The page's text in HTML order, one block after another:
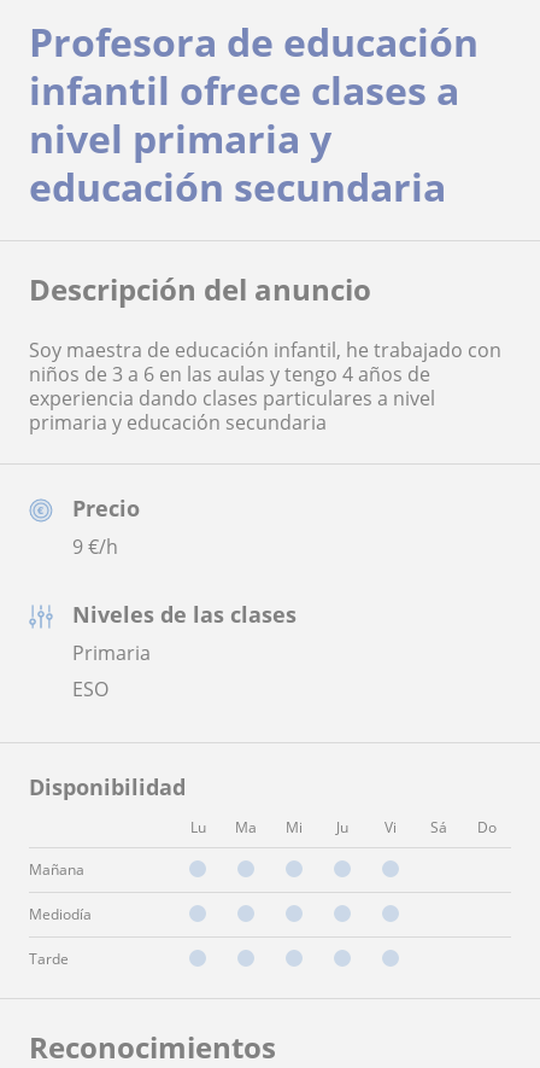
Precio
9€/h
Niveles de las clases
Primaria
ESO
Disponibilidad
Lu Ma Mi Ju Vi Sá Do
Mañana
Mediodía
Tarde
Profesora de educación
infantil ofrece clases a
nivel primaria y
educación secundaria
Descripción del anuncio
Soy maestra de educación infantil, he trabajado con
niños de 3 a 6 en las aulas y tengo 4 años de
experiencia dando clases particulares a nivel
primaria y educación secundaria
Reconocimientos